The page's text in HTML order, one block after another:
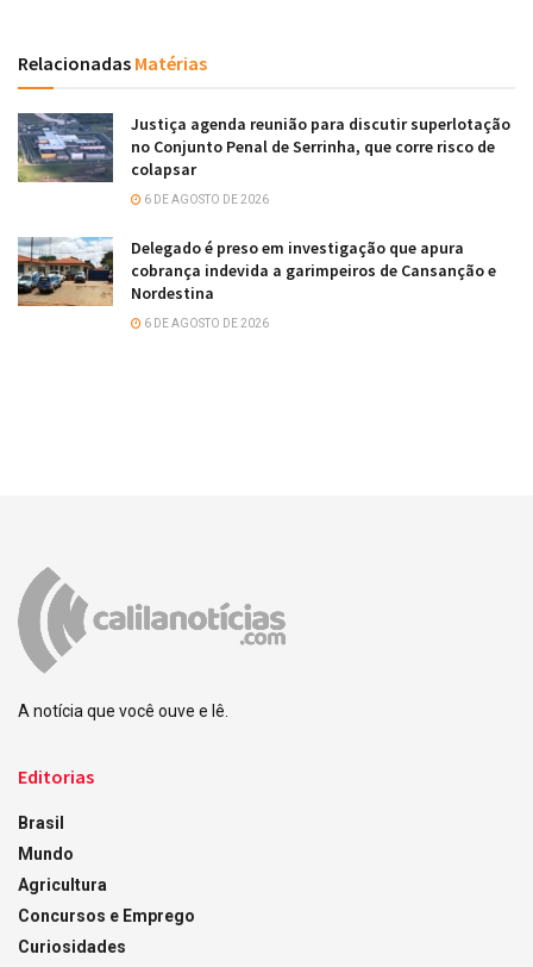
Relacionadas Matérias
Justiça agenda reunião para discutir superlotação
no Conjunto Penal de Serrinha, que corre risco de
colapsar
6 DE AGOSTO DE 2026
Delegado é preso em investigação que apura
cobrança indevida a garimpeiros de Cansanção e
Nordestina
6 DE AGOSTO DE 2026
A notícia que você ouve e lê.
Editorias
Brasil
Mundo
Agricultura
Concursos e Emprego
Curiosidades